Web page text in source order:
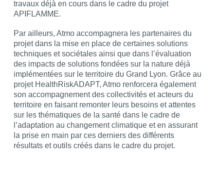
travaux déjà en cours dans le cadre du projet
APIFLAMME.
Par ailleurs, Atmo accompagnera les partenaires du
projet dans la mise en place de certaines solutions
techniques et sociétales ainsi que dans l’évaluation
des impacts de solutions fondées sur la nature déjà
implémentées sur le territoire du Grand Lyon. Grâce au
projet HealthRiskADAPT, Atmo renforcera également
son accompagnement des collectivités et acteurs du
territoire en faisant remonter leurs besoins et attentes
sur les thématiques de la santé dans le cadre de
l’adaptation au changement climatique et en assurant
la prise en main par ces derniers des différents
résultats et outils créés dans le cadre du projet.